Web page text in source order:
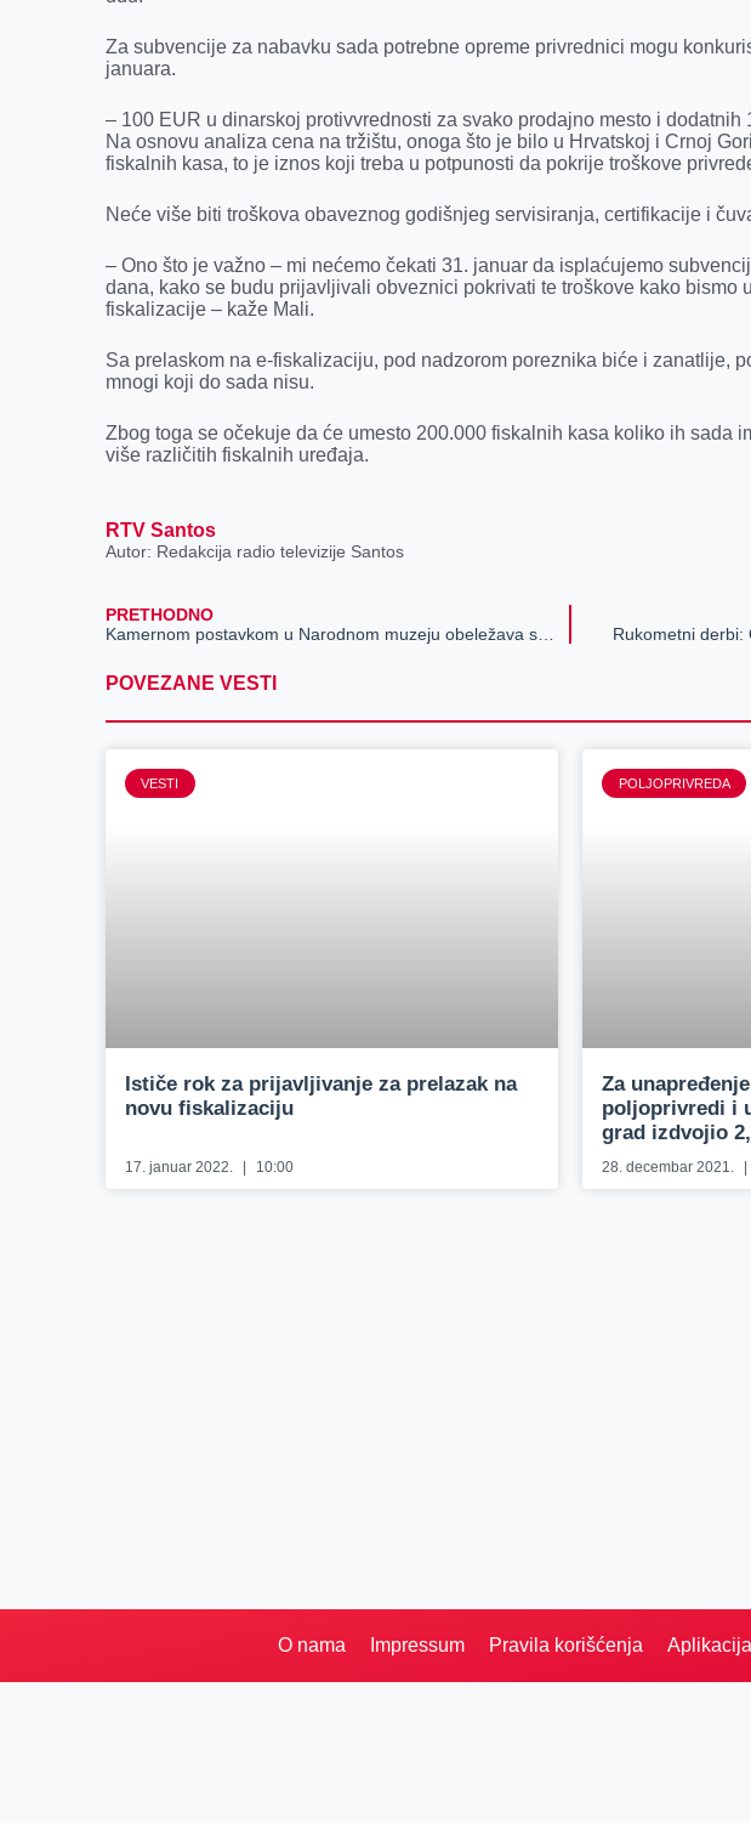
Za subvencije za nabavku sada potrebne opreme privrednici mogu
januara.
– 100 EUR u dinarskoj protivvrednosti za svako prodajno mesto i
Na osnovu analiza cena na tržištu, onoga što je bilo u Hrvatskoj i Crnoj
fiskalnih kasa, to je iznos koji treba u potpunosti da pokrije troškove
Neće više biti troškova obaveznog godišnjeg servisiranja, certifikacije i
– Ono što je važno – mi nećemo čekati 31. januar da isplaćujemo
dana, kako se budu prijavljivali obveznici pokrivati te troškove kako bismo
fiskalizacije – kaže Mali.
Sa prelaskom na e-fiskalizaciju, pod nadzorom poreznika biće i zanatlije,
mnogi koji do sada nisu.
Zbog toga se očekuje da će umesto 200.000 fiskalnih kasa koliko ih sada
više različitih fiskalnih uređaja.
RTV Santos
Autor: Redakcija radio televizije Santos
PRETHODNO
Rukometni derbi:
POVEZANE VESTI
VESTI
Ističe rok za prijavljivanje za prelazak na
novu fiskalizaciju
17. januar 2022. 10:00
POLJOPRIVREDA
Za
poljoprivredi i
grad izdvojio
28. decembar 2021.
O nama Impressum Pravila korišćenja Aplikacija